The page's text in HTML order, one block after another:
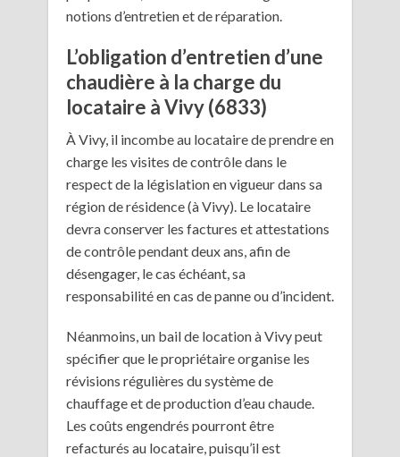
notions d’entretien et de réparation.
L’obligation d’entretien d’une
chaudière à la charge du
locataire à Vivy (6833)
À Vivy, il incombe au locataire de prendre en
charge les visites de contrôle dans le
respect de la législation en vigueur dans sa
région de résidence (à Vivy). Le locataire
devra conserver les factures et attestations
de contrôle pendant deux ans, afin de
désengager, le cas échéant, sa
responsabilité en cas de panne ou d’incident.
Néanmoins, un bail de location à Vivy peut
spécifier que le propriétaire organise les
révisions régulières du système de
chauffage et de production d’eau chaude.
Les coûts engendrés pourront être
refacturés au locataire, puisqu’il est